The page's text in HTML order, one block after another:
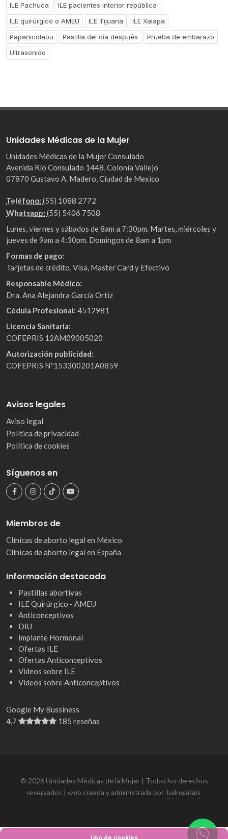
ILE Pachuca
ILE pacientes interior república
ILE quirúrgico o AMEU
ILE Tijuana
ILE Xalapa
Papanicolaou
Pastilla del día después
Prueba de embarazo
Ultrasonido
Unidades Médicas de la Mujer
Unidades Médicas de la Mujer Consulado
Avenida Río Consulado 1448, Colonia Vallejo
07870 Gustavo A. Madero, Ciudad de Mexico
Teléfono: (55) 1088 2772
Whatsapp: (55) 5406 7508
Lunes, viernes y sábados de 8am a 7:30pm. Martes, miércoles y
jueves de 9am a 4:30pm. Domingos de 8am a 1pm
Formas de pago:
Tarjetas de crédito, Visa, Master Card y Efectivo
Responsable Médico:
Dra. Ana Alejandra García Ortiz
Cédula Profesional: 4512981
Licencia Sanitaria:
COFEPRIS 12AM09005020
Autorización publicidad:
COFEPRIS Nº153300201A0859
Avisos legales
Aviso legal
Política de privacidad
Política de cookies
Síguenos en
Miembros de
Clínicas de aborto legal en México
Clínicas de aborto legal en España
Información destacada
Pastillas abortivas
ILE Quirúrgico - AMEU
Anticonceptivos
DIU
Implante Hormonal
Ofertas ILE
Ofertas Anticonceptivos
Videos sobre ILE
Videos sobre Anticonceptivos
Google My Bussiness
4,7
185 reseñas
© 2026 Unidades Médicas de la Mujer | Todos los derechos
reservados | web creada y administrada por balneariais
Uso de cookies